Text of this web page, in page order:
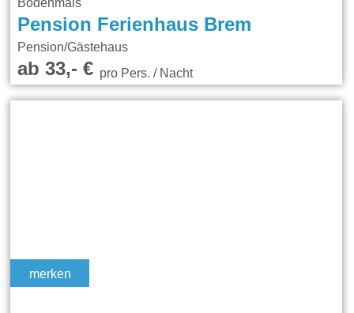
Bodenmais
Pension Ferienhaus Brem
Pension/Gästehaus
ab 33,- €pro Pers. / Nacht
merken